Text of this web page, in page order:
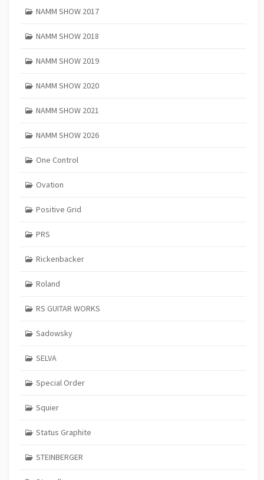
NAMM SHOW 2017
NAMM SHOW 2018
NAMM SHOW 2019
NAMM SHOW 2020
NAMM SHOW 2021
NAMM SHOW 2026
One Control
Ovation
Positive Grid
PRS
Rickenbacker
Roland
RS GUITAR WORKS
Sadowsky
SELVA
Special Order
Squier
Status Graphite
STEINBERGER